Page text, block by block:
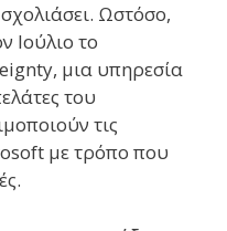
Ωστόσο,
Ιούλιο το
μια υπηρεσία
του
τις
με τρόπο που